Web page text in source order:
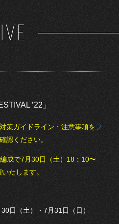
’22」
策ガイドライン・注意事項をフ
認ください。
成で7月30日（土）18：10〜
たします。
日（土）・7月31日（日）